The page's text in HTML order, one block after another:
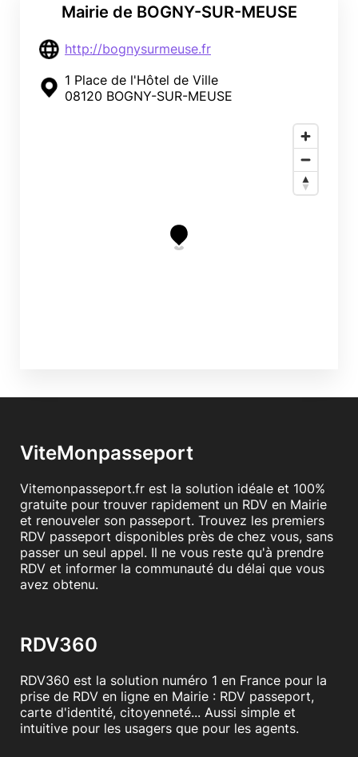
Mairie de BOGNY-SUR-MEUSE
http://bognysurmeuse.fr
1 Place de l'Hôtel de Ville
08120 BOGNY-SUR-MEUSE
ViteMonpasseport
Vitemonpasseport.fr est la solution idéale et 100%
gratuite pour trouver rapidement un RDV en Mairie
et renouveler son passeport. Trouvez les premiers
RDV passeport disponibles près de chez vous, sans
passer un seul appel. Il ne vous reste qu'à prendre
RDV et informer la communauté du délai que vous
avez obtenu.
RDV360
RDV360 est la solution numéro 1 en France pour la
prise de RDV en ligne en Mairie : RDV passeport,
carte d'identité, citoyenneté... Aussi simple et
intuitive pour les usagers que pour les agents.